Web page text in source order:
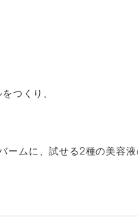
つくり、
ムに、試せる2種の美容液